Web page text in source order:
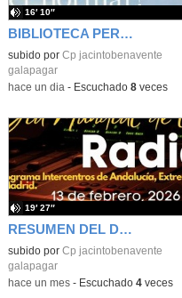
BIBLIOTECA PERSONAL 9: ¿Por qué ser feliz cuando puedes ser normal?
Contenido educativo.
subido por Cp jacintobenavente
galapagar
16′ 10″
-hace un dia- Escuchado 8veces
RESUMEN DEL DÍA MUNDIAL DE LA RADIO Y LA I.A. PROGRAMA COLABORATIVO
Contenido educativo.
subido por Cp jacintobenavente
galapagar
19′ 27″
-hace un mes- Escuchado 4veces